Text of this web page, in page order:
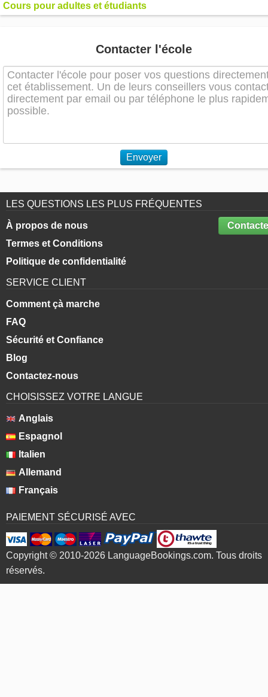
Cours pour adultes et étudiants
Contacter l'école
Envoyer
LES QUESTIONS LES PLUS FRÉQUENTES
À propos de nous
Termes et Conditions
Politique de confidentialité
SERVICE CLIENT
Comment çà marche
FAQ
Sécurité et Confiance
Blog
Contactez-nous
CHOISISSEZ VOTRE LANGUE
Anglais
Espagnol
Italien
Allemand
Français
PAIEMENT SÉCURISÉ AVEC
Copyright © 2010-2026 LanguageBookings.com. Tous droits
réservés.